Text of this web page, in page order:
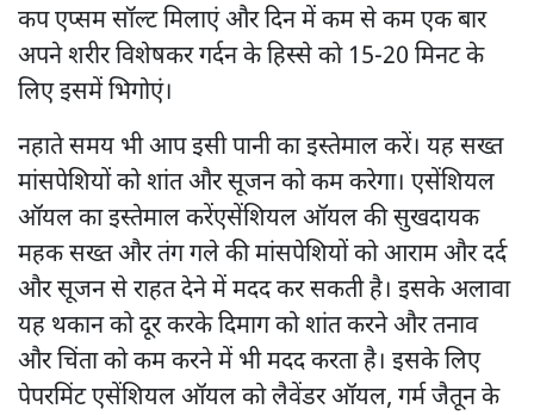
कप एप्सम सॉल्ट मिलाएं और दिन में कम से कम एक बार
अपने शरीर विशेषकर गर्दन के हिस्से को 15-20 मिनट के
लिए इसमें भिगोएं।
नहाते समय भी आप इसी पानी का इस्तेमाल करें। यह सख्त
मांसपेशियों को शांत और सूजन को कम करेगा। एसेंशियल
ऑयल का इस्तेमाल करेंएसेंशियल ऑयल की सुखदायक
महक सख्त और तंग गले की मांसपेशियों को आराम और दर्द
और सूजन से राहत देने में मदद कर सकती है। इसके अलावा
यह थकान को दूर करके दिमाग को शांत करने और तनाव
और चिंता को कम करने में भी मदद करता है। इसके लिए
पेपरमिंट एसेंशियल ऑयल को लैवेंडर ऑयल, गर्म जैतून के